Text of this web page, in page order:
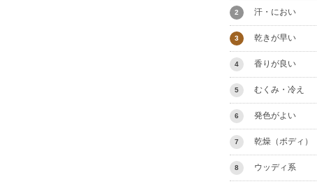
2 汗・におい
3 乾きが早い
4 香りが良い
5 むくみ・冷え
6 発色がよい
7 乾燥（ボディ）
8 ウッディ系